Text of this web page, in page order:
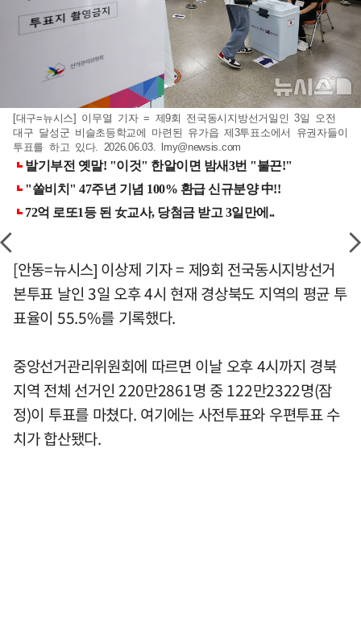
[대구=뉴시스] 이무열 기자 = 제9회 전국동시지방선거일인 3일 오전
대구 달성군 비슬초등학교에 마련된 유가읍 제3투표소에서 유권자들이
투표를 하고 있다. 2026.06.03.
lmy@newsis.com
[안동=뉴시스] 이상제 기자 = 제9회 전국동시지방선거
본투표 날인 3일 오후 4시 현재 경상북도 지역의 평균 투
표율이 55.5%를 기록했다.
중앙선거관리위원회에 따르면 이날 오후 4시까지 경북
지역 전체 선거인 220만2861명 중 122만2322명(잠
정)이 투표를 마쳤다. 여기에는 사전투표와 우편투표 수
치가 합산됐다.